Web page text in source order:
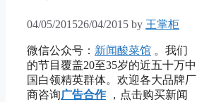
04/05/201526/04/2015 by 王掌柜
微信公众号： 新闻酸菜馆 。我们
的节目覆盖20至35岁的近五十万中
国白领精英群体。欢迎各大品牌厂
商咨询广告合作，点击购买新闻